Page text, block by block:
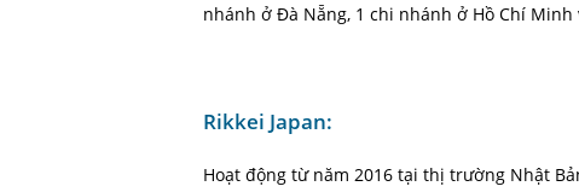
nhánh ở Đà Nẵng, 1 chi nhánh ở Hồ Chí
Rikkei Japan:
Hoạt động từ năm 2016 tại thị trường Nhật